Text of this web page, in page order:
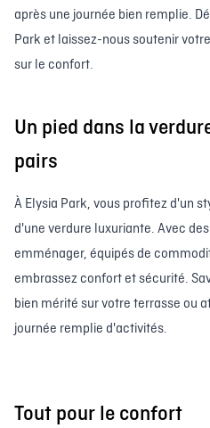
après une journée bien remplie.
Park et laissez-nous soutenir
sur le confort.
Un pied dans la
pairs
À Elysia Park, vous profitez d'un
d'une verdure luxuriante. Avec
emménager, équipés de
embrassez confort et sécurité.
bien mérité sur votre terrasse ou
journée remplie d'activités.
Tout pour le confort